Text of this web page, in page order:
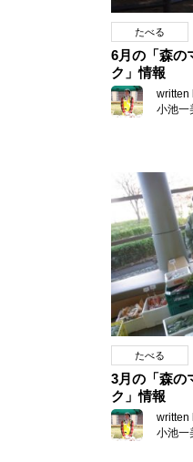
たべる
6月の「森の
ク」情報
written
小池一
たべる
3月の「森の
ク」情報
written
小池一